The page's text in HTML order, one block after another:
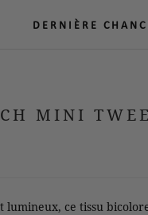
DERNIÈRE
DERNIÈRE
MINI
lumineux, ce tissu